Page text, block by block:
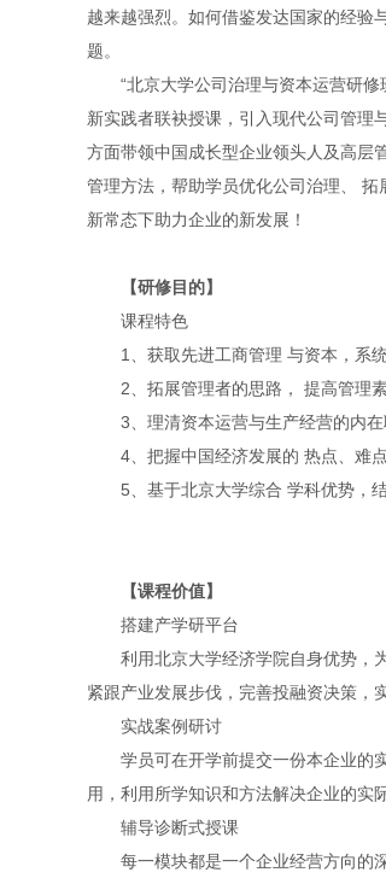
越来越强烈。如何借鉴发达国家的经验
题。
“北京大学公司治理与资本运营研
新实践者联袂授课，引入现代公司管理
方面带领中国成长型企业领头人及高层
管理方法，帮助学员优化公司治理、
新常态下助力企业的新发展！
【研修目的】
课程特色
1、获取先进工商管理 与资本，系
2、拓展管理者的思路， 提高管理
3、理清资本运营与生产经营的内
4、把握中国经济发展的 热点、难
5、基于北京大学综合 学科优势，
【课程价值】
搭建产学研平台
利用北京大学经济学院自身优势，
紧跟产业发展步伐，完善投融资决策，
实战案例研讨
学员可在开学前提交一份本企业的
用，利用所学知识和方法解决企业的实
辅导诊断式授课
每一模块都是一个企业经营方向的